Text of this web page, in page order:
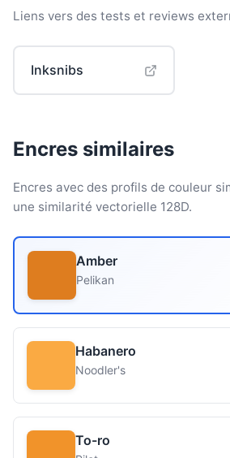
Liens vers des tests et reviews
Inksnibs
Encres similaires
Encres avec des profils de couleur
une similarité vectorielle 128D.
Amber
Pelikan
Habanero
Noodler's
To-ro